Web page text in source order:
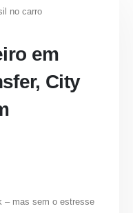
em
City
– mas sem o estresse